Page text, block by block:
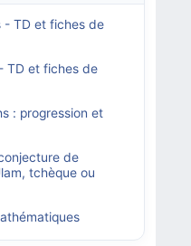
- TD et fiches de
TD et fiches de
: progression et
de
tchèque ou